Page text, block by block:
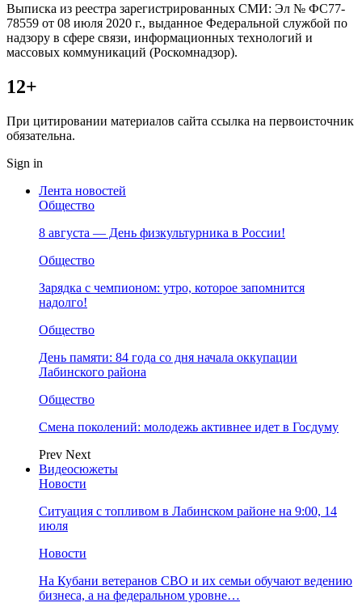
Выписка из реестра зарегистрированных СМИ: Эл № ФС77-
78559 от 08 июля 2020 г., выданное Федеральной службой по
надзору в сфере связи, информационных технологий и
массовых коммуникаций (Роскомнадзор).
12+
При цитировании материалов сайта ссылка на первоисточник
обязательна.
Sign in
Лента новостей
Общество
8 августа — День физкультурника в России!
Общество
Зарядка с чемпионом: утро, которое запомнится
надолго!
Общество
День памяти: 84 года со дня начала оккупации
Лабинского района
Общество
Смена поколений: молодежь активнее идет в Госдуму
Prev Next
Видеосюжеты
Новости
Ситуация с топливом в Лабинском районе на 9:00, 14
июля
Новости
На Кубани ветеранов СВО и их семьи обучают ведению
бизнеса, а на федеральном уровне…